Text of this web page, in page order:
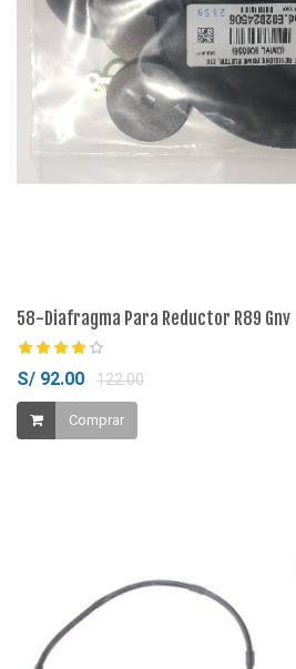
58-Diafragma Para Reductor R89 Gnv
S/ 92.00 122.00
Comprar